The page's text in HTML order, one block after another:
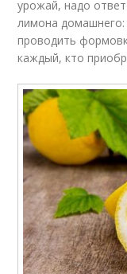
урожай, надо
лимона домашнего:
проводить
каждый, кто